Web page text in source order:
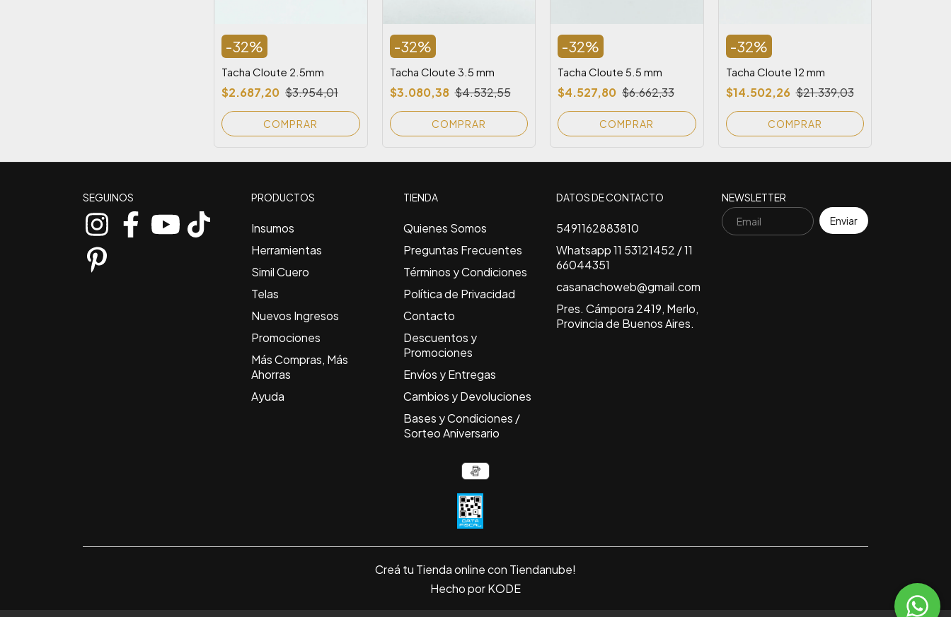
-32%
Tacha Cloute 2.5mm
$2.687,20 $3.954,01
COMPRAR
-32%
Tacha Cloute 3.5 mm
$3.080,38 $4.532,55
COMPRAR
-32%
Tacha Cloute 5.5 mm
$4.527,80 $6.662,33
COMPRAR
-32%
Tacha Cloute 12 mm
$14.502,26 $21.339,03
COMPRAR
SEGUINOS PRODUCTOS
Insumos
Herramientas
Simil Cuero
Telas
Nuevos Ingresos
Promociones
Más Compras, Más
Ahorras
Ayuda
TIENDA
Quienes Somos
Preguntas Frecuentes
Términos y Condiciones
Política de Privacidad
Contacto
Descuentos y
Promociones
Envíos y Entregas
Cambios y Devoluciones
Bases y Condiciones /
Sorteo Aniversario
DATOS DE CONTACTO
5491162883810
Whatsapp 11 53121452 / 11
66044351
casanachoweb@gmail.com
Pres. Cámpora 2419, Merlo,
Provincia de Buenos Aires.
NEWSLETTER
Creá tu Tienda online con Tiendanube!
Hecho por KODE